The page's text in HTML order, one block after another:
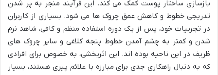
بازسازی ساختار پوست کمک می کند. این فرآیند منجر به پر شدن
تدریجی خطوط و کاهش عمق چروک ها می شود. بسیاری از کاربران
در تجربیات خود، پس از یک دوره استفاده منظم و کافی، شاهد نرم
شدن و کمتر به چشم آمدن خطوط پنجه کلاغی و سایر چروک های
ظریف در این ناحیه بوده اند. این اثربخشی، به خصوص برای افرادی
که به دنبال راهکاری جدی برای مبارزه با علائم پیری هستند، بسیار